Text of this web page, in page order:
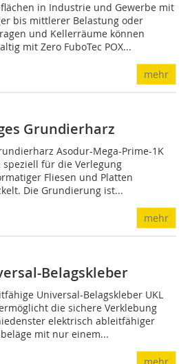
in Industrie und Gewerbe mit
bis mittlerer Belastung oder
und Kellerräume können
mit Zero FuboTec POX...
mehr
Grundierharz
Asodur-Mega-Prime-1K
speziell für die Verlegung
Fliesen und Platten
Die Grundierung ist...
mehr
Belagskleber
Universal-Belagskleber UKL
die sichere Verklebung
elektrisch ableitfähiger
mit nur einem...